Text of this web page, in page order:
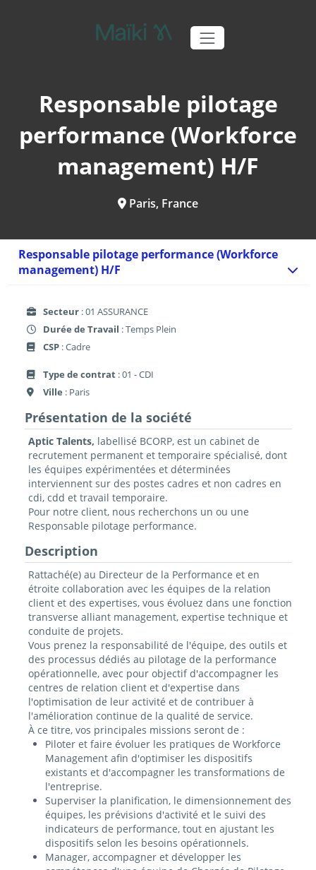
Responsable pilotage
performance (Workforce
management) H/F
Paris, France
Responsable pilotage performance (Workforce
management) H/F
Secteur : 01 ASSURANCE
Durée de Travail : Temps Plein
CSP : Cadre
Type de contrat : 01 - CDI
Ville : Paris
Présentation de la société
Aptic Talents, labellisé BCORP, est un cabinet de
recrutement permanent et temporaire spécialisé, dont
les équipes expérimentées et déterminées
interviennent sur des postes cadres et non cadres en
cdi, cdd et travail temporaire.
Pour notre client, nous recherchons un ou une
Responsable pilotage performance.
Description
Rattaché(e) au Directeur de la Performance et en
étroite collaboration avec les équipes de la relation
client et des expertises, vous évoluez dans une fonction
transverse alliant management, expertise technique et
conduite de projets.
Vous prenez la responsabilité de l'équipe, des outils et
des processus dédiés au pilotage de la performance
opérationnelle, avec pour objectif d'accompagner les
centres de relation client et d'expertise dans
l'optimisation de leur activité et de contribuer à
l'amélioration continue de la qualité de service.
À ce titre, vos principales missions seront de :
Piloter et faire évoluer les pratiques de Workforce
Management afin d'optimiser les dispositifs
existants et d'accompagner les transformations de
l'entreprise.
Superviser la planification, le dimensionnement des
équipes, les prévisions d'activité et le suivi des
indicateurs de performance, tout en ajustant les
dispositifs selon les besoins opérationnels.
Manager, accompagner et développer les